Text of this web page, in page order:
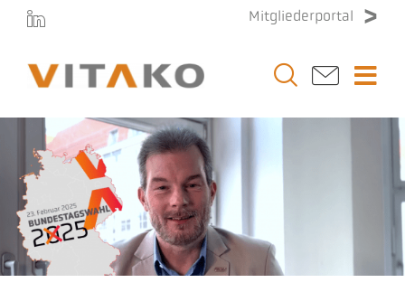
Zum
springen
Mitgliederportal
Vitako
Themen
Stellenmarkt